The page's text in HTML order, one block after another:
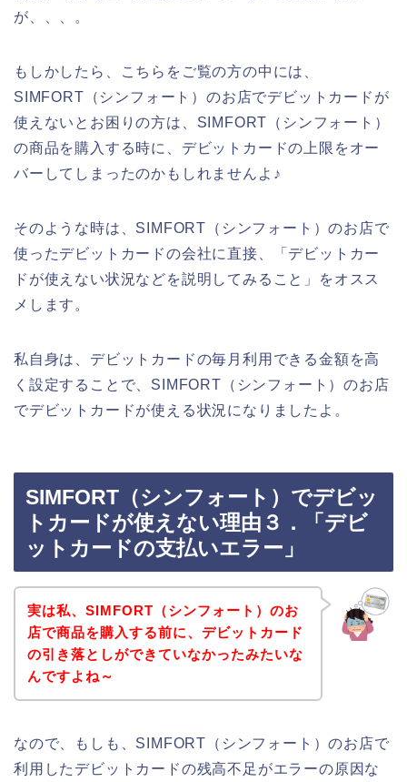
が、、、。
もしかしたら、こちらをご覧の方の中には、
SIMFORT（シンフォート）のお店でデビットカードが
使えないとお困りの方は、SIMFORT（シンフォート）
の商品を購入する時に、デビットカードの上限をオー
バーしてしまったのかもしれませんよ♪
そのような時は、SIMFORT（シンフォート）のお店で
使ったデビットカードの会社に直接、「デビットカー
ドが使えない状況などを説明してみること」をオスス
メします。
私自身は、デビットカードの毎月利用できる金額を高
く設定することで、SIMFORT（シンフォート）のお店
でデビットカードが使える状況になりましたよ。
SIMFORT（シンフォート）でデビッ
トカードが使えない理由３．「デビ
ットカードの支払いエラー」
実は私、SIMFORT（シンフォート）のお
店で商品を購入する前に、デビットカード
の引き落としができていなかったみたいな
んですよね～
なので、もしも、SIMFORT（シンフォート）のお店で
利用したデビットカードの残高不足がエラーの原因な